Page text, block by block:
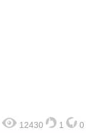
12430 1 0